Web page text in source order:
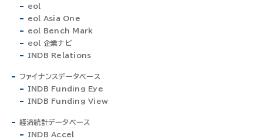
eol
eol Asia One
eol Bench Mark
eol 企業ナビ
INDB Relations
ファイナンスデータベース
INDB Funding Eye
INDB Funding View
経済統計データベース
INDB Accel